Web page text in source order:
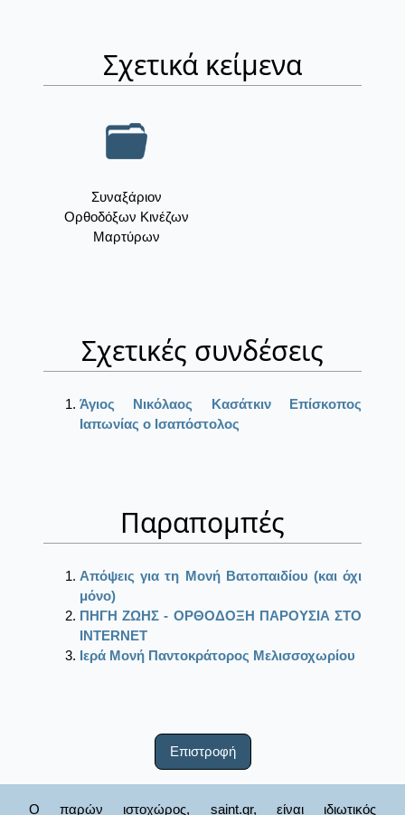
Σχετικά κείμενα
Συναξάριον
Ορθοδόξων Κινέζων
Μαρτύρων
Σχετικές συνδέσεις
Άγιος Νικόλαος Κασάτκιν Επίσκοπος
Ιαπωνίας ο Ισαπόστολος
Παραπομπές
Απόψεις για τη Μονή Βατοπαιδίου (και όχι
μόνο)
ΠΗΓΗ ΖΩΗΣ - ΟΡΘΟΔΟΞΗ ΠΑΡΟΥΣΙΑ ΣΤΟ
ΙΝΤΕRΝΕΤ
Ιερά Μονή Παντοκράτορος Μελισσοχωρίου
Επιστροφή
Ο παρών ιστοχώρος, saint.gr, είναι ιδιωτικός